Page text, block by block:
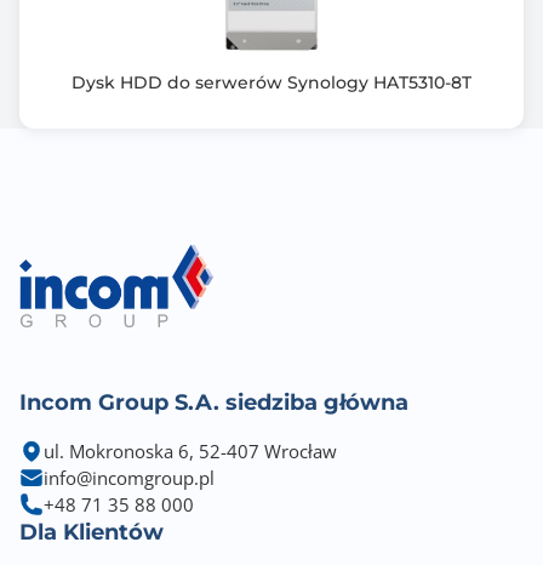
Dysk HDD do serwerów Synology HAT5310-8T
Incom Group S.A. siedziba główna
ul. Mokronoska 6, 52-407 Wrocław
info@incomgroup.pl
+48 71 35 88 000
Dla Klientów